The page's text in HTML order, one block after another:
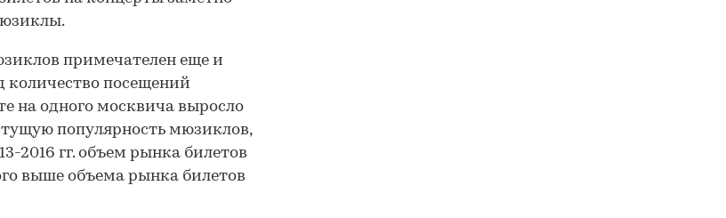
примечателен еще и
количество посещений
на одного москвича выросло
популярность мюзиклов,
2016 гг. объем рынка билетов
выше объема рынка билетов